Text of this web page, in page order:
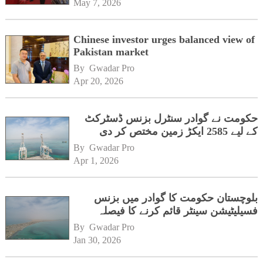
May 7, 2026
Chinese investor urges balanced view of
Pakistan market
By Gwadar Pro
Apr 20, 2026
حکومت نے گوادر سنٹرل بزنس ڈسٹرکٹ
کے لیے 2585 ایکڑ زمین مختص کر دی
By Gwadar Pro
Apr 1, 2026
بلوچستان حکومت کا گوادر میں بزنس
فسیلیٹیشن سینٹر قائم کرنے کا فیصلہ
By Gwadar Pro
Jan 30, 2026